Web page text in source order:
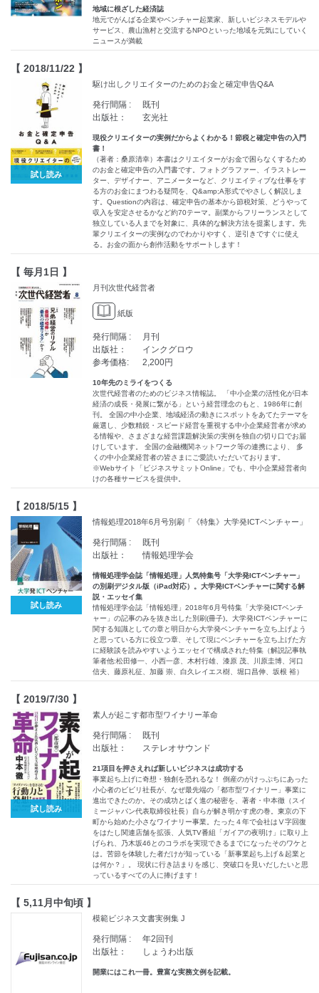
地域に根ざした経済誌
地元でがんばる企業やベンチャー起業家、新しいビジネスモデルや
サービス、農山漁村と交流するNPOといった地域を元気にしていく
ニュースが満載
【 2018/11/22 】
試し読み
駆け出しクリエイターのためのお金と確定申告Q&A
発行間隔 :
既刊
出版社：
玄光社
現役クリエイターの実例だからよくわかる！節税と確定申告の入門
書！
（著者：桑原清幸）本書はクリエイターがお金で困らなくするため
のお金と確定申告の入門書です。フォトグラファー、イラストレー
ター、デザイナー、アニメーターなど、クリエイティブな仕事をす
る方のお金にまつわる疑問を、Q&amp;A形式でやさしく解説しま
す。Questionの内容は、確定申告の基本から節税対策、どうやって
収入を安定させるかなど約70テーマ。副業からフリーランスとして
独立している人までを対象に、具体的な解決方法を提案します。先
輩クリエイターの実例なのでわかりやすく、逆引きですぐに使え
る。お金の面から創作活動をサポートします！
【 毎月1日 】
月刊次世代経営者
紙版
発行間隔 :
月刊
出版社：
インクグロウ
参考価格:
2,200円
10年先のミライをつくる
次世代経営者のためのビジネス情報誌。 「中小企業の活性化が日本
経済の成長・発展に繋がる」という経営理念のもと、1986年に創
刊。 全国の中小企業、地域経済の動きにスポットをあてたテーマを
厳選し、少数精鋭・スピード経営を重視する中小企業経営者が求め
る情報や、さまざまな経営課題解決策の実例を独自の切り口でお届
けしています。 全国の金融機関ネットワーク等の連携により、 多
くの中小企業経営者の皆さまにご愛読いただいております。
※Webサイト「ビジネスサミットOnline」でも、中小企業経営者向
けの各種サービスを提供中。
【 2018/5/15 】
試し読み
情報処理2018年6月号別刷「《特集》大学発ICTベンチャー」
発行間隔 :
既刊
出版社：
情報処理学会
情報処理学会誌「情報処理」人気特集号「大学発ICTベンチャー」
の別刷デジタル版（iPad対応）。大学発ICTベンチャーに関する解
説・エッセイ集
情報処理学会誌「情報処理」2018年6月号特集「大学発ICTベンチ
ャー」の記事のみを抜き出した別刷(冊子)。大学発ICTベンチャーに
関する知識としての章と明日から大学発ベンチャーを立ち上げよう
と思っている方に役立つ章、そして現にベンチャーを立ち上げた方
に経験談を読みやすいようエッセイで構成された特集（解説記事執
筆者他:松田修一、小西一彦、木村行雄、漆原 茂、川原圭博、河口
信夫、藤原礼征、加藤 崇、白久レイエス樹、堀口昌伸、坂根 裕）
【 2019/7/30 】
試し読み
素人が起こす都市型ワイナリー革命
発行間隔 :
既刊
出版社：
ステレオサウンド
21項目を押さえれば新しいビジネスは成功する
事業起ち上げに奇想・独創を恐れるな！ 倒産のがけっぷちにあった
小心者のビビリ社長が、なぜ最先端の「都市型ワイナリー」事業に
進出できたのか。その成功とばく進の秘密を、著者・中本徹（スイ
ミージャパン代表取締役社長）自らが解き明かす虎の巻。東京の下
町から始めた小さなワイナリー事業。たった４年で会社はⅤ字回復
をはたし関連店舗を拡張、人気TV番組「ガイアの夜明け」に取り上
げられ、乃木坂46とのコラボを実現できるまでになったそのワケと
は。苦節を体験した者だけが知っている「新事業起ち上げ＆起業と
は何か？」。 現状に行き詰まりを感じ、突破口を見いだしたいと思
っているすべての人に捧げます！
【 5,11月中旬頃 】
模範ビジネス文書実例集 J
発行間隔 :
年2回刊
出版社：
しょうわ出版
開業にはこれ一冊。豊富な実務文例を記載。